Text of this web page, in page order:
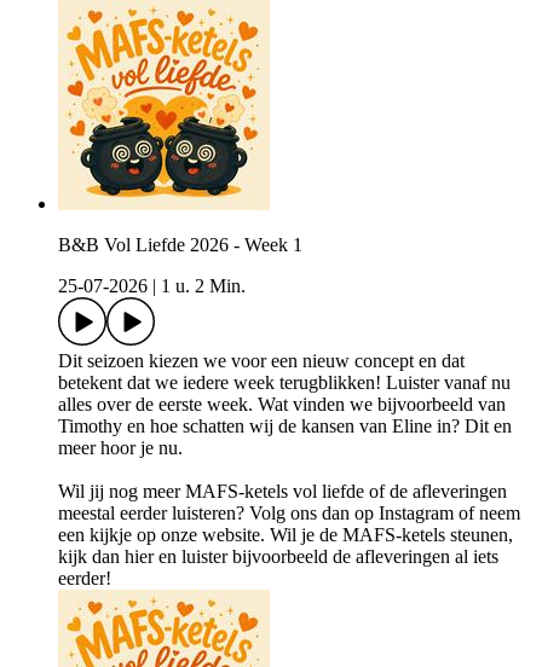
B&B Vol Liefde 2026 - Week 1
25-07-2026
1 u. 2 Min.
Dit seizoen kiezen we voor een nieuw concept en dat
betekent dat we iedere week terugblikken! Luister vanaf nu
alles over de eerste week. Wat vinden we bijvoorbeeld van
Timothy en hoe schatten wij de kansen van Eline in? Dit en
meer hoor je nu.
Wil jij nog meer MAFS-ketels vol liefde of de afleveringen
meestal eerder luisteren? Volg ons dan op ⁠⁠⁠⁠Instagram⁠⁠⁠⁠ of neem
een kijkje op ⁠⁠⁠⁠onze website⁠⁠⁠⁠. Wil je de MAFS-ketels steunen,
kijk ⁠⁠⁠⁠dan hier⁠⁠⁠⁠ en luister bijvoorbeeld de afleveringen al iets
eerder!